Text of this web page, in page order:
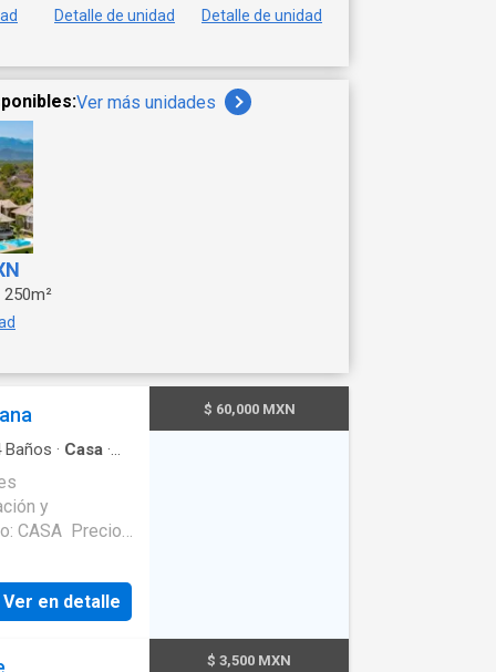
Detalle de unidad Detalle de unidad
Ver más unidades
250m²
Baños · Casa ·
Ver en detalle
$ 60,000 MXN
$ 3,500 MXN